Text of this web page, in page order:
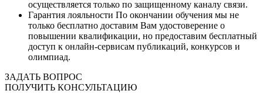
осуществляется только по защищенному каналу связи.
Гарантия лояльности По окончании обучения мы не
только бесплатно доставим Вам удостоверение о
повышении квалификации, но предоставим бесплатный
доступ к онлайн-сервисам публикаций, конкурсов и
олимпиад.
ЗАДАТЬ ВОПРОС
ПОЛУЧИТЬ КОНСУЛЬТАЦИЮ